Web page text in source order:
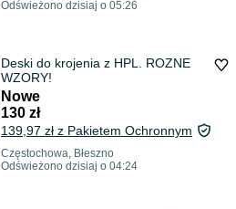
Odświeżono dzisiaj o 05:26
Deski do krojenia z HPL. ROZNE
WZORY!
Nowe
130 zł
139,97 zł z Pakietem Ochronnym
Częstochowa, Błeszno
Odświeżono dzisiaj o 04:24